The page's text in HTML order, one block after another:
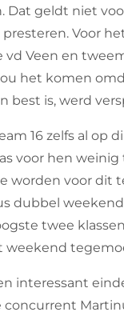
Dat geldt niet
Voor
Veen en
het komen
best is, werd
16 zelfs al op
voor hen
worden voor dit
dubbel
twee
weekend
interessant